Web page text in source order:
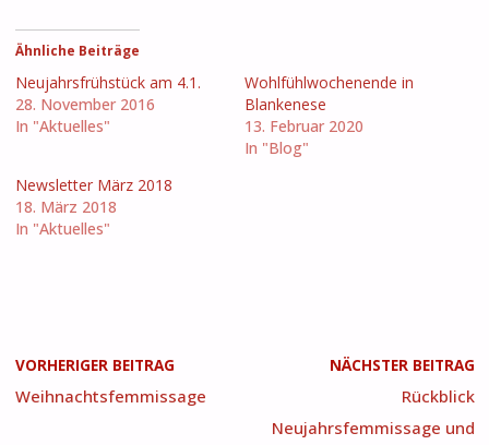
Ähnliche Beiträge
Neujahrsfrühstück am 4.1.
28. November 2016
In "Aktuelles"
Wohlfühlwochenende in
Blankenese
13. Februar 2020
In "Blog"
Newsletter März 2018
18. März 2018
In "Aktuelles"
VORHERIGER BEITRAG
Weihnachtsfemmissage
NÄCHSTER BEITRAG
Rückblick
Neujahrsfemmissage und